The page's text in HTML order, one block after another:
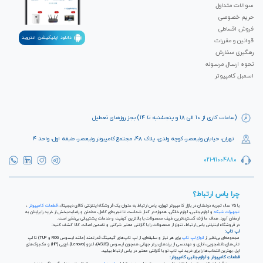
سوییس و ... شعباتی دارند. حفظ ارزش و اعتبار مشتری‌ها یک فرایند درست و منطقی
نزد مدیران آنرنایت است.
(ساعات کاری از ۱۰ الی ۱۸ و پنجشنبه تا ۱۴) بجز روزهای تعطیل
تهران، خیابان ولیعصر، کوچه ولدی، پلاک ۴۸، مجتمع کامپیوتر ولیعصر، طبقه اول، واحد ۴
021-91004880
سوالات متداول
حریم خصوصی
فروش اقساطی
قوانین و مقررات
رهگیری سفارش
نحوه ارسال مرسوله
اسمبل کامپیوتر
دانلود اپلیکیشن اندروید
چرا یاس ارتباط؟
با ۲۵ سال تجربه درخشان در بازار کامپیوتر تهران، یاس ارتباط به عنوان یک فروشگاه اینترنتی کالای دیجیتال، قطعات کامپیوتر
تجهیزات شبکه
و لوازم جانبی، لوازم خانگی، همواره در کنار شماست تا تجربه‌ای کامل، مطمئن و رضایت‌بخش از خرید را برایتان به
ارمغان آورد. هدف ما ارائه گسترده‌ترین طیف محصولات با بالاترین کیفیت و خدمات پشتیبانی بی‌نظیر است.
در فروشگاه اینترنتی یاس ارتباط، تنوع از محصولات را با گارانتی معتبر شرکتی و تضمین اصالت کالا کشف کنید:
لپ تاپ:
مجموعه‌ای بی‌نظیر از انواع لپ تاپ
برای هر نیاز و سلیقه‌ای، از لپ تاپ‌های گیمینگ قدرتمند (مانند ایسوس ROG و TUF) تا لپ
تاپ‌های دانشجویی، اداری و مهندسی از برندهای برتر جهانی همچون ایسوس (ASUS)، لنوو (Lenovo)، اچ‌پی (HP) و مک‌بوک‌های
اپل. بهترین انتخاب‌ها را برای خرید لپ تاپ نو با گارانتی معتبر در یاس ارتباط بیابید.
قطعات کامپیوتر و لوازم جانبی کامپیوتر: